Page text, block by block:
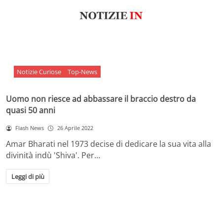
Notizie Curiose Top-News
Uomo non riesce ad abbassare il braccio destro da
quasi 50 anni
Flash News 26 Aprile 2022
Amar Bharati nel 1973 decise di dedicare la sua vita alla
divinità indù 'Shiva'. Per…
Leggi di più